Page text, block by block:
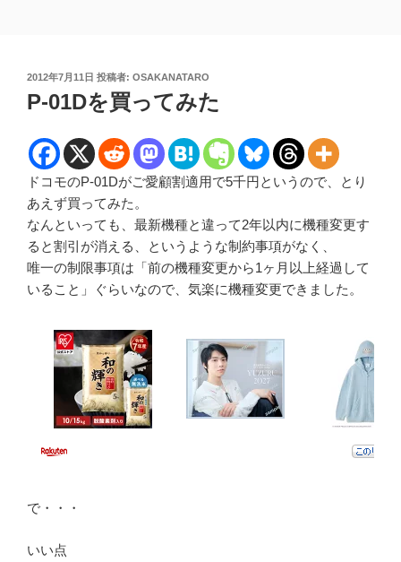
投
稿
日:
2012年7月11日 投稿者: OSAKANATARO
P-01Dを買ってみた
ドコモのP-01Dがご愛顧割適用で5千円というので、とり
あえず買ってみた。
なんといっても、最新機種と違って2年以内に機種変更す
ると割引が消える、というような制約事項がなく、
唯一の制限事項は「前の機種変更から1ヶ月以上経過して
いること」ぐらいなので、気楽に機種変更できました。
で・・・
いい点